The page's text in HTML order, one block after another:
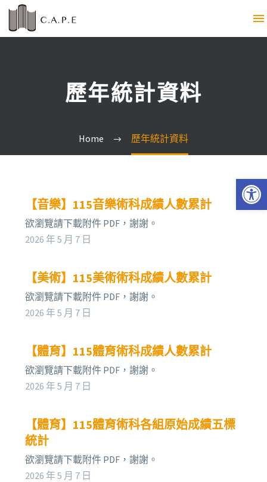
歷年統計資料
Home 歷年統計資料
【音樂】115音樂術科成績人數累計
欲瀏覽請下載附件 PDF，謝謝。
2026 年 5 月 7 日
【美術】115美術術科成績人數累計
欲瀏覽請下載附件 PDF，謝謝。
2026 年 5 月 7 日
【體育】115體育術科成績人數累計
欲瀏覽請下載附件 PDF，謝謝。
2026 年 5 月 7 日
【體育】115體育術科各組原始成績五標
統計
欲瀏覽請下載附件 PDF，謝謝。
2026 年 5 月 7 日